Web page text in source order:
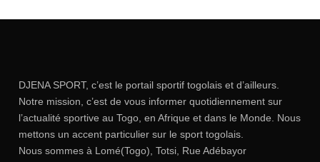
DJENA SPORT, c’est le portail sportif togolais et d’ailleurs.
Notre mission, c’est de vous informer quotidiennement sur
l’actualité sportive au Togo, en Afrique et dans le Monde. Nous
mettons un accent particulier sur le sport togolais.
Nous sommes à Lomé(Togo), Totsi, Rue Adébayor